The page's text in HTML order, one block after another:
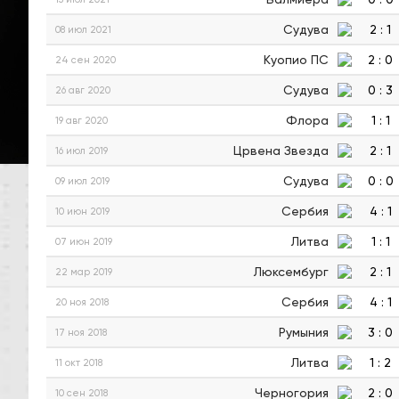
08 июл 2021 Судува 2 : 1
24 сен 2020 Куопио ПС 2 : 0
26 авг 2020 Судува 0 : 3
19 авг 2020 Флора 1 : 1
16 июл 2019 Црвена Звезда 2 : 1
09 июл 2019 Судува 0 : 0
10 июн 2019 Сербия 4 : 1
07 июн 2019 Литва 1 : 1
22 мар 2019 Люксембург 2 : 1
20 ноя 2018 Сербия 4 : 1
17 ноя 2018 Румыния 3 : 0
11 окт 2018 Литва 1 : 2
10 сен 2018 Черногория 2 : 0